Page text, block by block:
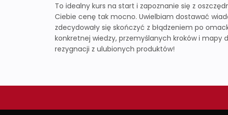
To idealny kurs na start i zapoznanie się z
Ciebie cenę tak mocno. Uwielbiam dostawać
zdecydowały się skończyć z błądzeniem po
konkretnej wiedzy, przemyślanych kroków i mapy
rezygnacji z ulubionych produktów!